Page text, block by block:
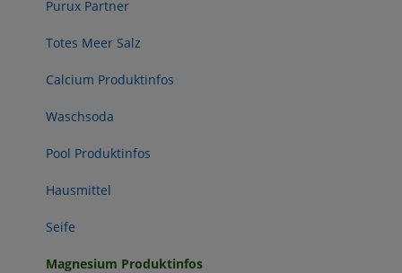
Purux Partner
Totes Meer Salz
Calcium Produktinfos
Waschsoda
Pool Produktinfos
Hausmittel
Seife
Magnesium Produktinfos